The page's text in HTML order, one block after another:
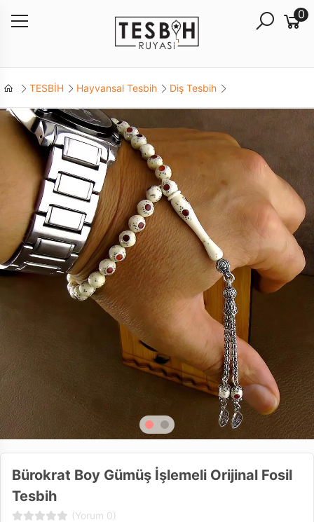
0
TESBİH Hayvansal Tesbih Diş Tesbih
Bürokrat Boy Gümüş İşlemeli Orijinal Fosil
Tesbih
(Yorum 0)